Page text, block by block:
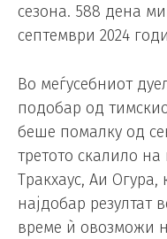
сезона. 588 дена
септември 2024
Во меѓусебниот
подобар од
беше помалку од
третото скалило
Тракхаус, Аи Огура,
најдобар резултат
време ѝ овозможи